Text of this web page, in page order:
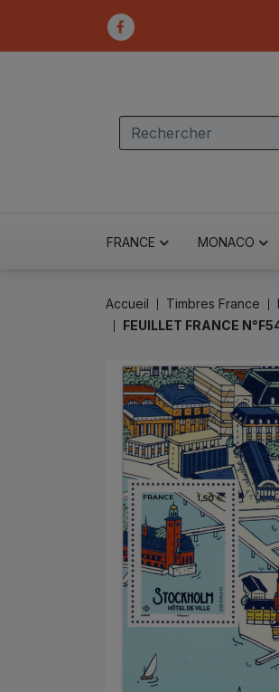
FRANCE MONACO
Accueil Timbres France
FEUILLET FRANCE